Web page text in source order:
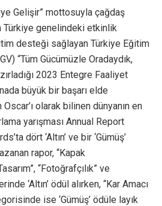
Gelişir” mottosuyla çağdaş
genelindeki etkinlik
desteği sağlayan Türkiye Eğitim
“Tüm Gücümüzle Oradaydık,
2023 Entegre Faaliyet
büyük bir başarı elde
olarak bilinen dünyanın en
yarışması Annual Report
dört ‘Altın’ ve bir ‘Gümüş’
rapor, “Kapak
“Fotoğrafçılık” ve
‘Altın’ ödül alırken, “Kar Amacı
ise ‘Gümüş’ ödüle layık